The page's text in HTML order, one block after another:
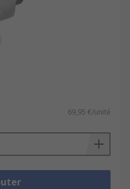
69,95 €/unité